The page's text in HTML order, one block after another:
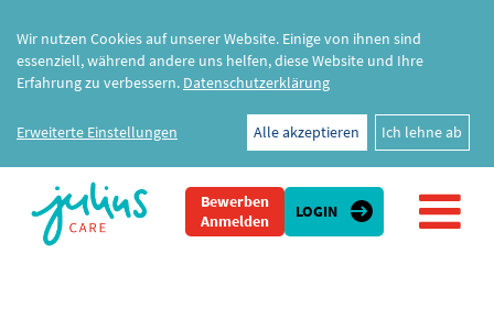
Wir nutzen Cookies auf unserer Website. Einige von ihnen sind
essenziell, während andere uns helfen, diese Website und Ihre
Erfahrung zu verbessern. Datenschutzerklärung
Erweiterte Einstellungen Ich lehne ab
Alle akzeptieren
Bewerben
Anmelden
LOGIN